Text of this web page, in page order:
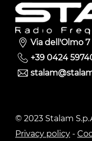
Via dell'Olmo 7
+39 0424
© 2023 Stalam
Privacy policy -